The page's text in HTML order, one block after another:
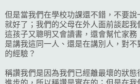
但是當我們在學校功課還不錯，不要說
就好了；我們的父母在外人面前談起我
這孩子又聰明又會讀書，還會幫忙家務
是講我這同一人、還是在講別人，對不
的經驗？
稱讚我們是因為我們已經離最壞的狀態